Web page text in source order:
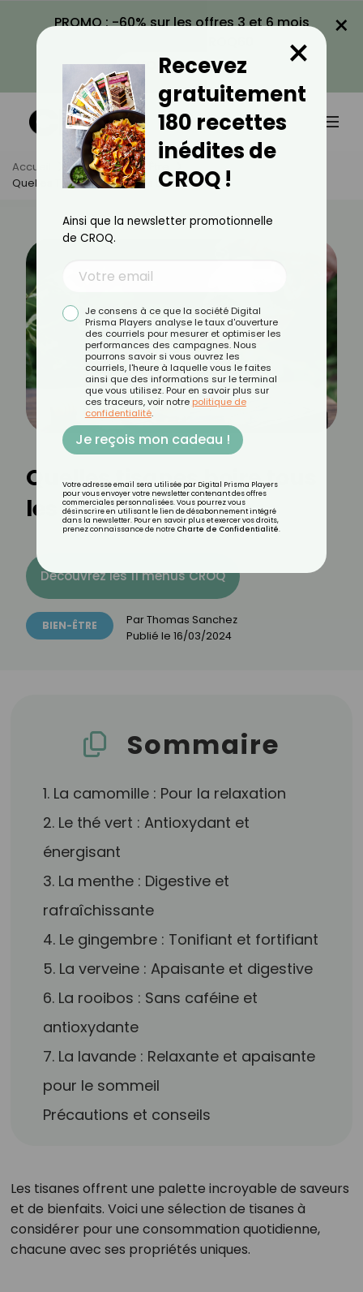
PROMO : -60% sur les offres 3 et 6 mois
VOIR LA PROMO
×
Accueil Actus
Bien-Être
Quelles Tisanes Boire Tous Les Jours ?
Quelles tisanes boire tous
les jours ?
Découvrez les 11 menus CROQ
BIEN-ÊTRE ParThomas Sanchez
Publié le 16/03/2024
Sommaire
1. La camomille : Pour la relaxation
2. Le thé vert : Antioxydant et
énergisant
3. La menthe : Digestive et
rafraîchissante
4. Le gingembre : Tonifiant et fortifiant
5. La verveine : Apaisante et digestive
6. La rooibos : Sans caféine et
antioxydante
7. La lavande : Relaxante et apaisante
pour le sommeil
Précautions et conseils
Les tisanes offrent une palette incroyable de saveurs
et de bienfaits. Voici une sélection de tisanes à
considérer pour une consommation quotidienne,
chacune avec ses propriétés uniques.
Recevez
gratuitement
180 recettes
inédites de
CROQ !
×
Ainsi que la newsletter promotionnelle
de CROQ.
Je consens à ce que la société Digital
Prisma Players analyse le taux d'ouverture
des courriels pour mesurer et optimiser les
performances des campagnes. Nous
pourrons savoir si vous ouvrez les
courriels, l'heure à laquelle vous le faites
ainsi que des informations sur le terminal
que vous utilisez. Pour en savoir plus sur
ces traceurs, voir notre politique de
confidentialité.
Je reçois mon cadeau !
Votre adresse email sera utilisée par Digital Prisma Players
pour vous envoyer votre newsletter contenant des offres
commerciales personnalisées. Vous pourrez vous
désinscrire en utilisant le lien de désabonnement intégré
dans la newsletter. Pour en savoir plus et exercer vos droits,
prenez connaissance de notre Charte de Confidentialité.